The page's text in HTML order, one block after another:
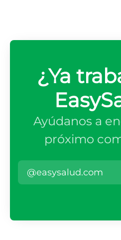
¿Ya
Ayúdanos a
próximo
@easysalud.com